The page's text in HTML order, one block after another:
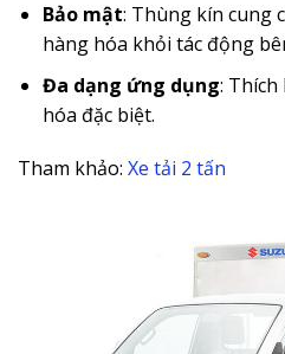
Bảo mật: Thùng kín cung
hàng hóa khỏi tác động
Đa dạng ứng dụng:
hóa đặc biệt.
Tham khảo: Xe tải 2 tấn